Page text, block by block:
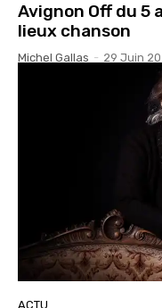
Avignon Off du 5
lieux chanson
Michel Gallas - 29 Juin
ACTU